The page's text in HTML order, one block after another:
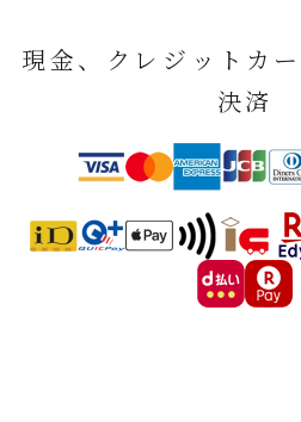
現金、クレジットカ
決済